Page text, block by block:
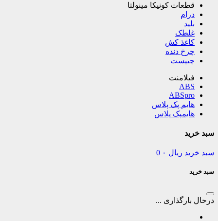
قطعات کونیکا مینولتا
درام
بلید
غلطک
کاغذ کش
چرخ دنده
چیپست
فیلامنت
ABS
ABSpro
هایم پک پلاس
هایمپک پلاس
سبد خرید
سبد خرید ریال 0
سبد خرید
درحال بارگذاری ...